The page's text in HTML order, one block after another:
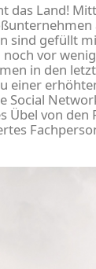
das Land!
sind gefüllt
vor
in den
einer
Social
von den